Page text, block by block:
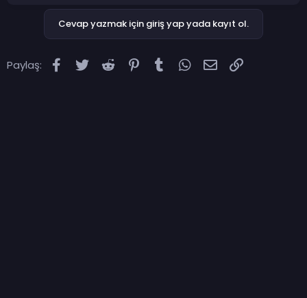
Cevap yazmak için giriş yap yada kayıt ol.
Paylaş: Facebook
Twitter Reddit Pinterest
Tumblr WhatsApp
E-posta